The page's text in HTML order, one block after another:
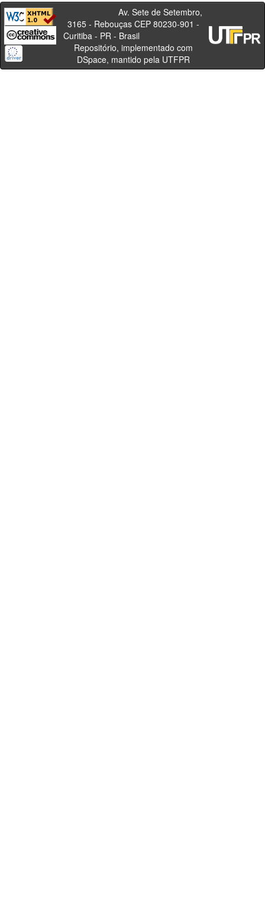
Av. Sete de Setembro,
3165 - Rebouças CEP 80230-901 -
Curitiba - PR - Brasil
Repositório, implementado com
DSpace, mantido pela UTFPR